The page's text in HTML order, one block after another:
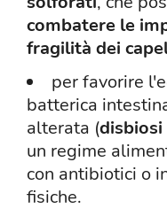
combatere le
fragilità dei
per favorire l'
batterica
alterata (
un regime
con antibiotici o
fisiche.